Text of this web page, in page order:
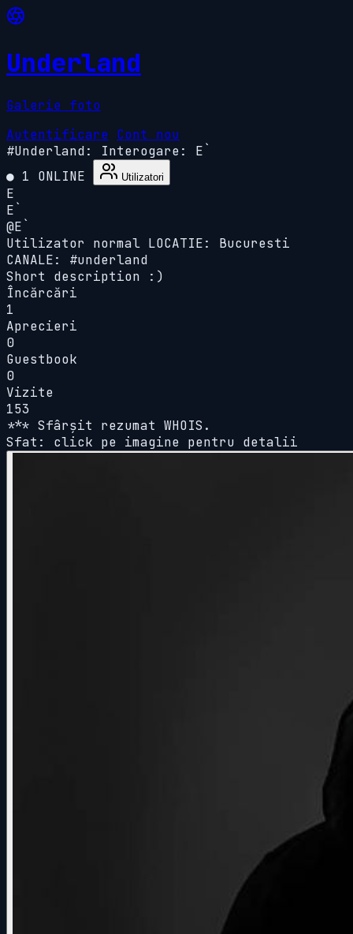
Underland
Galerie foto
Autentificare Cont nou
#Underland:
Interogare: E`
● 1 ONLINE
Utilizatori
E
E`
@E`
Utilizator normal LOCATIE: Bucuresti
CANALE: #underland
Short description :)
Încărcări
1
Aprecieri
0
Guestbook
0
Vizite
153
*** Sfârșit rezumat WHOIS.
Sfat: click pe imagine pentru detalii